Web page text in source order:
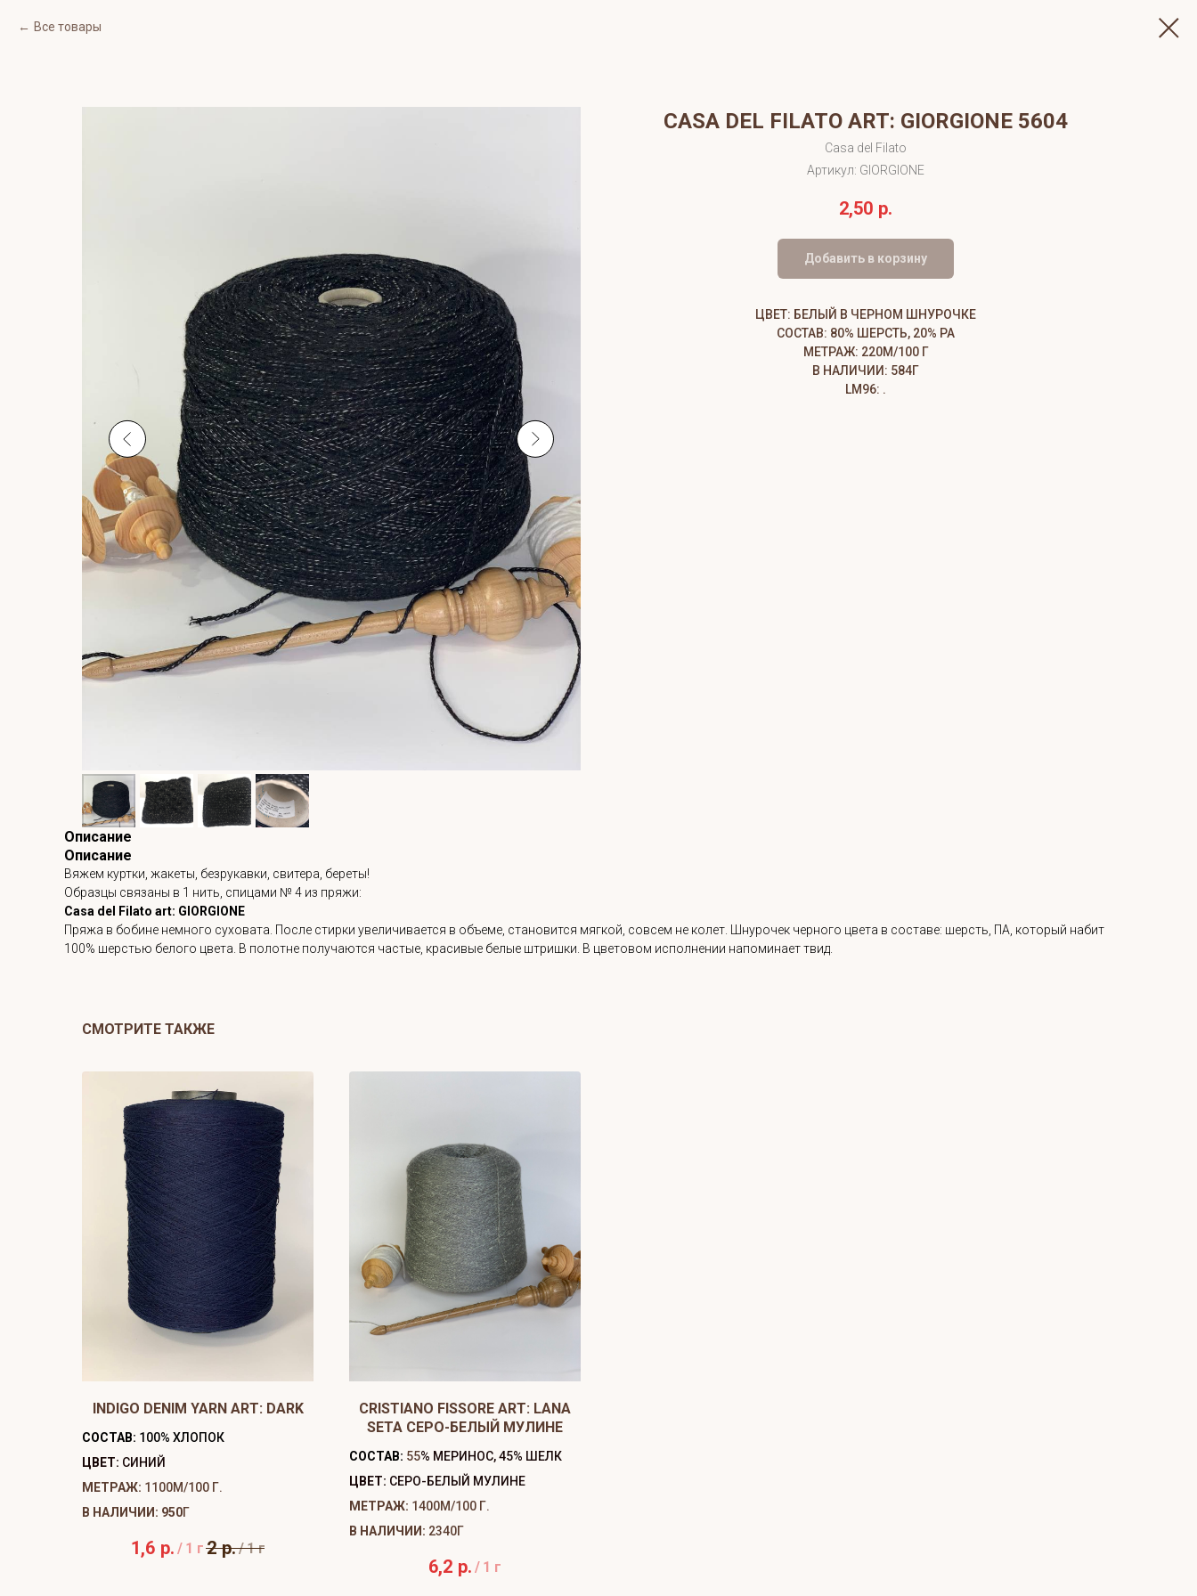
Все товары
CASA DEL FILATO ART: GIORGIONE 5604
Casa del Filato
Артикул: GIORGIONE
2,50 р.
Добавить в корзину
ЦВЕТ: БЕЛЫЙ В ЧЕРНОМ ШНУРОЧКЕ
СОСТАВ: 80% ШЕРСТЬ, 20% PA
МЕТРАЖ: 220М/100 Г
В НАЛИЧИИ: 584Г
LM96: .
Описание
Описание
Вяжем куртки, жакеты, безрукавки, свитера, береты!
Образцы связаны в 1 нить, спицами № 4 из пряжи:
Casa del Filato art: GIORGIONE
Пряжа в бобине немного суховата. После стирки увеличивается в объеме, становится мягкой, совсем не колет. Шнурочек черного цвета в составе: шерсть, ПА, который набит
100% шерстью белого цвета. В полотне получаются частые, красивые белые штришки. В цветовом исполнении напоминает твид.
СМОТРИТЕ ТАКЖЕ
INDIGO DENIM YARN ART: DARK
СОСТАВ: 100% ХЛОПОК
ЦВЕТ: СИНИЙ
МЕТРАЖ: 1100М/100 Г.
В НАЛИЧИИ: 950Г
1,6 р. / 1 г2 р./1 г
CRISTIANO FISSORE ART: LANA
SETA СЕРО-БЕЛЫЙ МУЛИНЕ
СОСТАВ: 55% МЕРИНОС, 45% ШЕЛК
ЦВЕТ: СЕРО-БЕЛЫЙ МУЛИНЕ
МЕТРАЖ: 1400М/100 Г.
В НАЛИЧИИ: 2340Г
6,2 р. / 1 г